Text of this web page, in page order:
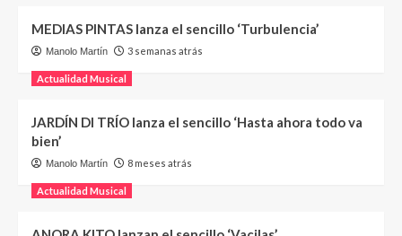
MEDIAS PINTAS lanza el sencillo ‘Turbulencia’
Manolo Martín 3 semanas atrás
Actualidad Musical
JARDÍN DI TRÍO lanza el sencillo ‘Hasta ahora todo va
bien’
Manolo Martín 8 meses atrás
Actualidad Musical